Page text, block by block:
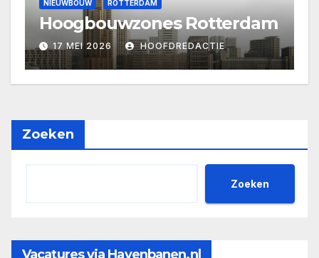
NIEUWBOUW ROTTERDAM
Hoogbouwzones Rotterdam
17 MEI 2026 HOOFDREDACTIE
Zoeken
Zoeken
Vacatures via Havenbanen.nl